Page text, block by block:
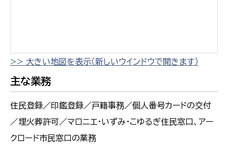
>> 大きい地図を表示（新しいウインドウで開きます）
主な業務
住民登録／印鑑登録／戸籍事務／個人番号カードの交付
／埋火葬許可／マロニエ・いずみ・こゆるぎ住民窓口、アー
クロード市民窓口の業務